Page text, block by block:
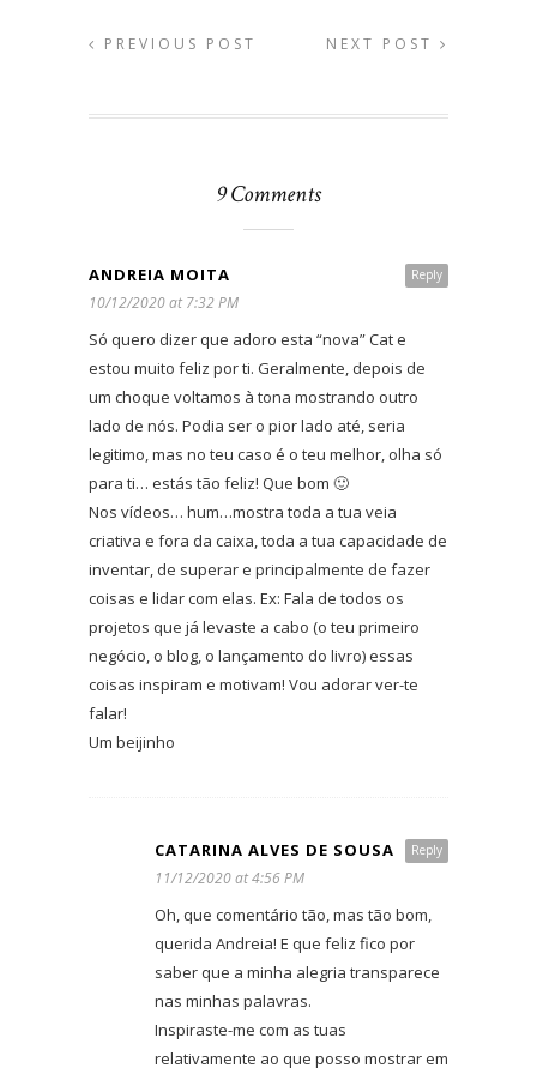
PREVIOUS POST NEXT POST
9 Comments
Reply
ANDREIA MOITA
10/12/2020 at 7:32 PM
Só quero dizer que adoro esta “nova” Cat e
estou muito feliz por ti. Geralmente, depois de
um choque voltamos à tona mostrando outro
lado de nós. Podia ser o pior lado até, seria
legitimo, mas no teu caso é o teu melhor, olha só
para ti… estás tão feliz! Que bom 🙂
Nos vídeos… hum…mostra toda a tua veia
criativa e fora da caixa, toda a tua capacidade de
inventar, de superar e principalmente de fazer
coisas e lidar com elas. Ex: Fala de todos os
projetos que já levaste a cabo (o teu primeiro
negócio, o blog, o lançamento do livro) essas
coisas inspiram e motivam! Vou adorar ver-te
falar!
Um beijinho
Reply
CATARINA ALVES DE SOUSA
11/12/2020 at 4:56 PM
Oh, que comentário tão, mas tão bom,
querida Andreia! E que feliz fico por
saber que a minha alegria transparece
nas minhas palavras.
Inspiraste-me com as tuas
relativamente ao que posso mostrar em